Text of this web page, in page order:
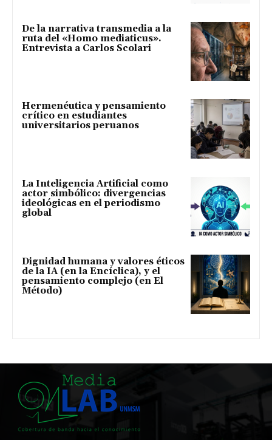
De la narrativa transmedia a la
ruta del «Homo mediaticus».
Entrevista a Carlos Scolari
Hermenéutica y pensamiento
crítico en estudiantes
universitarios peruanos
La Inteligencia Artificial como
actor simbólico: divergencias
ideológicas en el periodismo
global
Dignidad humana y valores éticos
de la IA (en la Encíclica), y el
pensamiento complejo (en El
Método)